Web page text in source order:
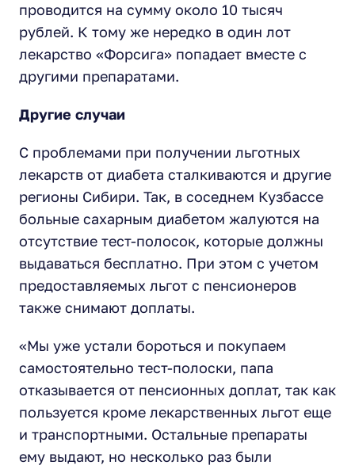
проводится на сумму около 10 тысяч
рублей. К тому же нередко в один лот
лекарство «Форсига» попадает вместе с
другими препаратами.
Другие случаи
С проблемами при получении льготных
лекарств от диабета сталкиваются и другие
регионы Сибири. Так, в соседнем Кузбассе
больные сахарным диабетом жалуются на
отсутствие тест-полосок, которые должны
выдаваться бесплатно. При этом с учетом
предоставляемых льгот с пенсионеров
также снимают доплаты.
«Мы уже устали бороться и покупаем
самостоятельно тест-полоски, папа
отказывается от пенсионных доплат, так как
пользуется кроме лекарственных льгот еще
и транспортными. Остальные препараты
ему выдают, но несколько раз были